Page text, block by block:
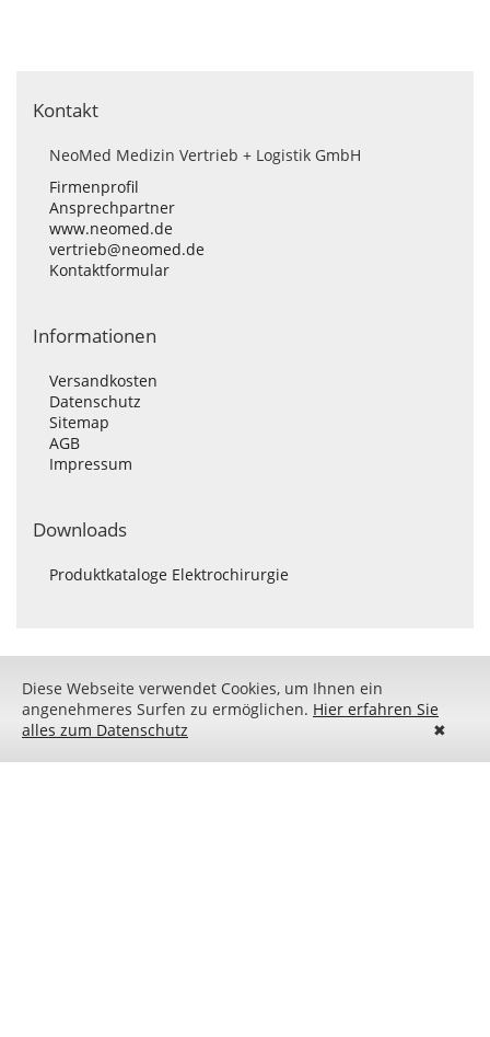
Kontakt
NeoMed Medizin Vertrieb + Logistik GmbH
Firmenprofil
Ansprechpartner
www.neomed.de
vertrieb@neomed.de
Kontaktformular
Informationen
Versandkosten
Datenschutz
Sitemap
AGB
Impressum
Downloads
Produktkataloge Elektrochirurgie
Diese Webseite verwendet Cookies, um Ihnen ein
angenehmeres Surfen zu ermöglichen. Hier erfahren Sie
alles zum Datenschutz
✖